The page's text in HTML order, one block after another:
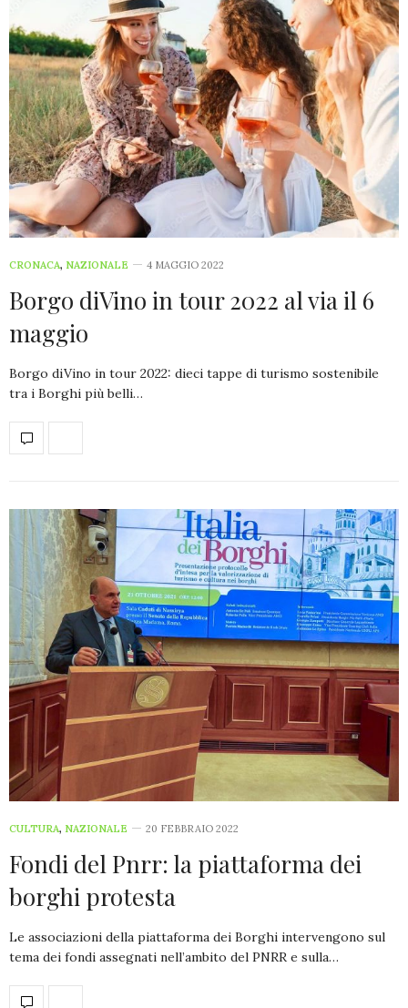
CRONACA, NAZIONALE 4 MAGGIO 2022
Borgo diVino in tour 2022 al via il 6
maggio
Borgo diVino in tour 2022: dieci tappe di turismo sostenibile
tra i Borghi più belli…
CULTURA, NAZIONALE 20 FEBBRAIO 2022
Fondi del Pnrr: la piattaforma dei
borghi protesta
Le associazioni della piattaforma dei Borghi intervengono sul
tema dei fondi assegnati nell’ambito del PNRR e sulla…